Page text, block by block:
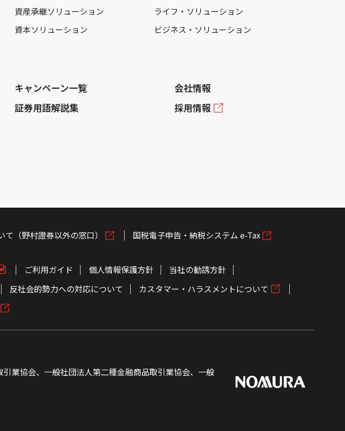
資産承継ソリューション
ライフ・ソリューション
資本ソリューション
ビジネス・ソリューション
キャンペーン一覧
証券用語解説集
会社情報
採用情報
て（野村證券以外の窓口） 国税電子申告・納税システム e-Tax
ご利用ガイド 個人情報保護方針
当社の勧誘方針
反社会的勢力への対応について
カスタマー・ハラスメントについて
業協会、一般社団法人第二種金融商品取引業協会、一般